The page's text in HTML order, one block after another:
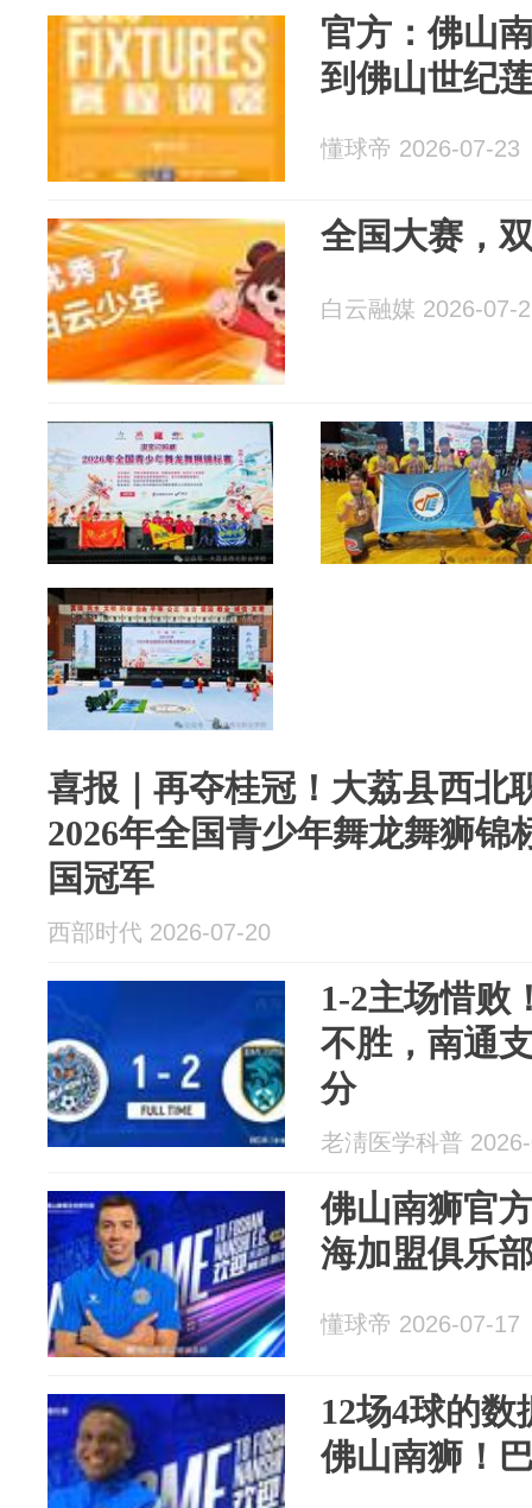
官方：佛山
到佛山世纪
懂球帝 2026-07-23
全国大赛，
白云融媒 2026-07-
喜报｜再夺桂冠！大荔县西北
2026年全国青少年舞龙舞狮锦
国冠军
西部时代 2026-07-20
1-2主场惜败
不胜，南通
分
老淸医学科普
佛山南狮官
海加盟俱乐
懂球帝 2026-07-17
12场4球的
佛山南狮！